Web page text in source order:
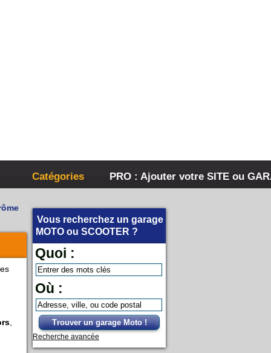
Catégories PRO : Ajouter votre SITE ou
Vous recherchez un garage
MOTO ou SCOOTER ?
Quoi :
Où :
Trouver un garage Moto !
Recherche avancée